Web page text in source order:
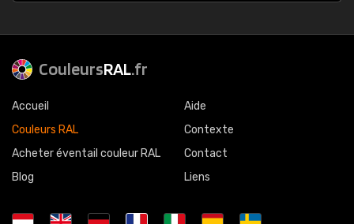
CouleursRAL.fr
Accueil
Couleurs RAL
Acheter éventail couleur RAL
Blog
Aide
Contexte
Contact
Liens